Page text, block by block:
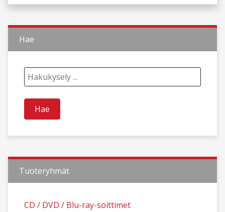
Hae
Tuoteryhmät
CD / DVD / Blu-ray-soittimet